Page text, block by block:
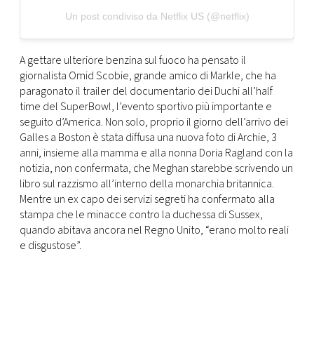
Un post condiviso da Netflix US (@netflix)
A gettare ulteriore benzina sul fuoco ha pensato il
giornalista Omid Scobie, grande amico di Markle, che ha
paragonato il trailer del documentario dei Duchi all’half
time del SuperBowl, l’evento sportivo più importante e
seguito d’America. Non solo, proprio il giorno dell’arrivo dei
Galles a Boston è stata diffusa una nuova foto di Archie, 3
anni, insieme alla mamma e alla nonna Doria Ragland con la
notizia, non confermata, che Meghan starebbe scrivendo un
libro sul razzismo all’interno della monarchia britannica.
Mentre un ex capo dei servizi segreti ha confermato alla
stampa che le minacce contro la duchessa di Sussex,
quando abitava ancora nel Regno Unito, “erano molto reali
e disgustose”.